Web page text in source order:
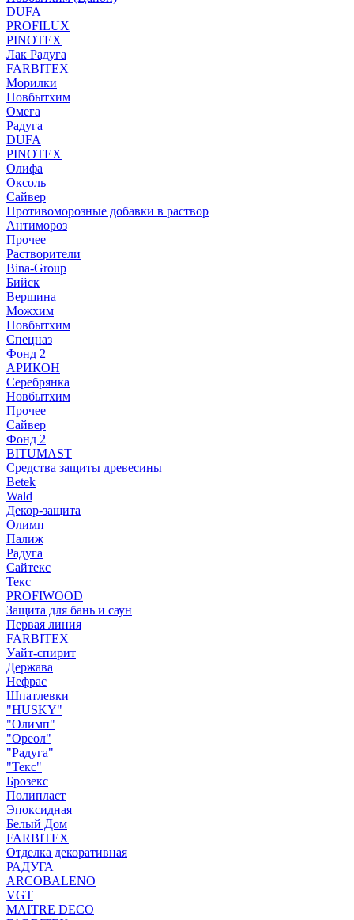
DUFA
PROFILUX
PINOTEX
Лак Радуга
FARBITEX
Морилки
Новбытхим
Омега
Радуга
DUFA
PINOTEX
Олифа
Оксоль
Сайвер
Противоморозные добавки в раствор
Антимороз
Прочее
Растворители
Bina-Group
Бийск
Вершина
Можхим
Новбытхим
Спецназ
Фонд 2
АРИКОН
Серебрянка
Новбытхим
Прочее
Сайвер
Фонд 2
BITUMAST
Средства защиты древесины
Betek
Wald
Декор-защита
Олимп
Палиж
Радуга
Сайтекс
Текс
PROFIWOOD
Защита для бань и саун
Первая линия
FARBITEX
Уайт-спирит
Держава
Нефрас
Шпатлевки
"HUSKY"
"Олимп"
"Ореол"
"Радуга"
"Текс"
Брозекс
Полипласт
Эпоксидная
Белый Дом
FARBITEX
Отделка декоративная
РАДУГА
ARCOBALENO
VGT
MAITRE DECO